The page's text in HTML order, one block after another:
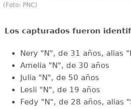
(Foto: PNC)
Los capturados fueron
Nery "N", de 31 años, alias
Amelia "N", de 30 años
Julia "N", de 50 años
Lesli "N", de 19 años
Fedy "N", de 28 años, alias